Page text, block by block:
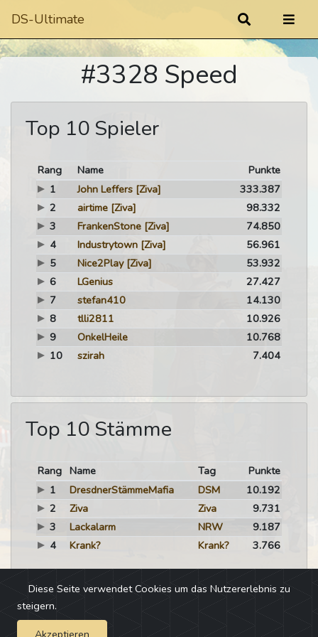
DS-Ultimate
#3328 Speed
Top 10 Spieler
Rang Name
Punkte
1
John Leffers [Ziva]
333.387
2
airtime [Ziva]
98.332
3
FrankenStone [Ziva]
74.850
4
Industrytown [Ziva]
56.961
5
Nice2Play [Ziva]
53.932
6
LGenius
27.427
7
stefan410
14.130
8
tlli2811
10.926
9
OnkelHeile
10.768
10
szirah 7.404
Top 10 Stämme
Rang Name Tag
Punkte
1
DresdnerStämmeMafia DSM
10.192
2
Ziva Ziva
9.731
3
Lackalarm NRW
9.187
4
Krank? Krank? 3.766
Diese Seite verwendet Cookies um das Nutzererlebnis zu
steigern.
Akzeptieren